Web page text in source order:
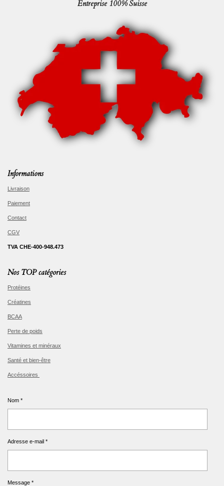
Entreprise 100% Suisse
Informations
Livraison
Paiement
Contact
CGV
TVA CHE-400-948.473
Nos TOP catégories
Protéines
Créatines
BCAA
Perte de poids
Vitamines et minéraux
Santé et bien-être
Accéssoires
Nom *
Adresse e-mail *
Message *